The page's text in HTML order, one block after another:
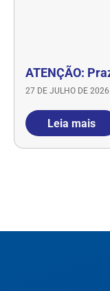
ATENÇÃO:
27 DE JULHO DE 2026
Leia mais